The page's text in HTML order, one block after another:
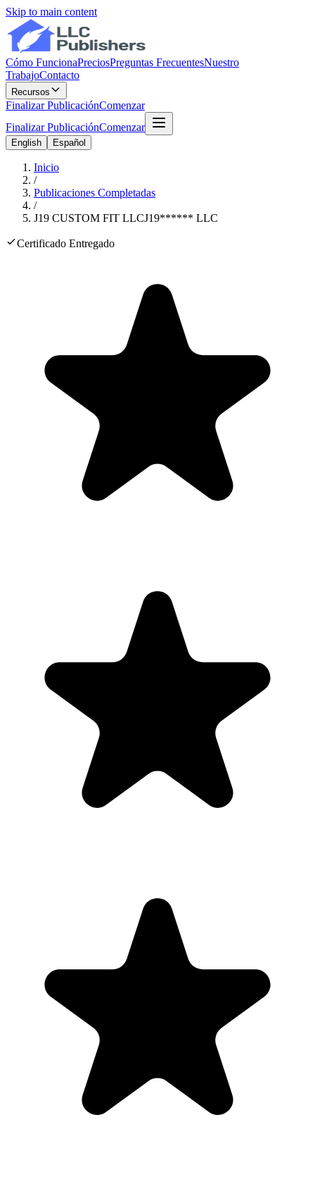
Skip to main content
Cómo FuncionaPreciosPreguntas FrecuentesNuestro
TrabajoContacto
Recursos
Finalizar PublicaciónComenzar
Finalizar PublicaciónComenzar
English Español
Inicio
/
Publicaciones Completadas
/
J19 CUSTOM FIT LLCJ19****** LLC
Certificado Entregado